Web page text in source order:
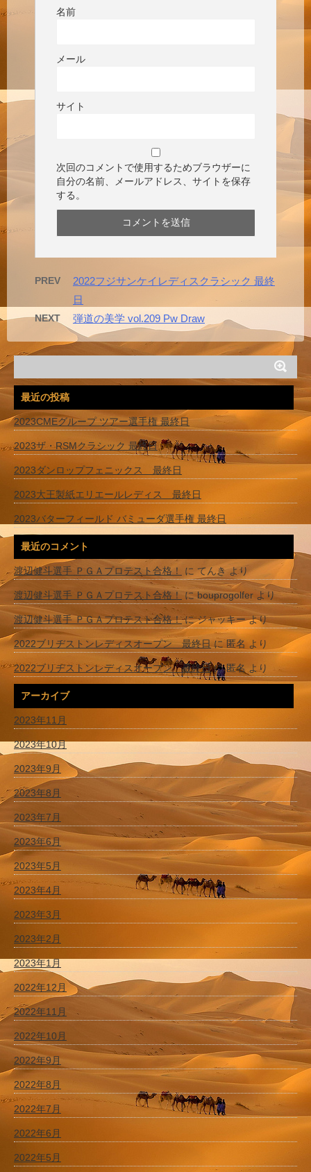
名前
メール
サイト
次回のコメントで使用するためブラウザーに
自分の名前、メールアドレス、サイトを保存
する。
PREV
2022フジサンケイレディスクラシック 最終
日
NEXT 弾道の美学 vol.209 Pw Draw
最近の投稿
2023CMEグループ ツアー選手権 最終日
2023ザ・RSMクラシック 最終日
2023ダンロップフェニックス 最終日
2023大王製紙エリエールレディス 最終日
2023バターフィールド バミューダ選手権 最終日
最近のコメント
渡辺健斗選手 ＰＧＡプロテスト合格！ に てんきより
渡辺健斗選手 ＰＧＡプロテスト合格！ にbouprogolfer より
渡辺健斗選手 ＰＧＡプロテスト合格！にジャッキーより
2022ブリヂストンレディスオープン 最終日に 匿名 より
2022ブリヂストンレディスオープン 最終日に匿名 より
アーカイブ
2023年11月
2023年10月
2023年9月
2023年8月
2023年7月
2023年6月
2023年5月
2023年4月
2023年3月
2023年2月
2023年1月
2022年12月
2022年11月
2022年10月
2022年9月
2022年8月
2022年7月
2022年6月
2022年5月